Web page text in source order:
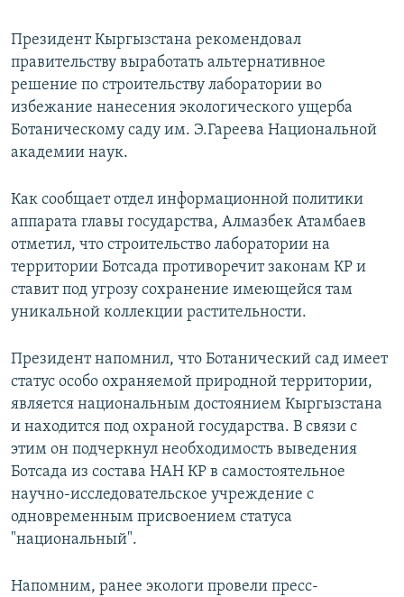
Президент Кыргызстана рекомендовал
правительству выработать альтернативное
решение по строительству лаборатории во
избежание нанесения экологического ущерба
Ботаническому саду им. Э.Гареева Национальной
академии наук.
Как сообщает отдел информационной политики
аппарата главы государства, Алмазбек Атамбаев
отметил, что строительство лаборатории на
территории Ботсада противоречит законам КР и
ставит под угрозу сохранение имеющейся там
уникальной коллекции растительности.
Президент напомнил, что Ботанический сад имеет
статус особо охраняемой природной территории,
является национальным достоянием Кыргызстана
и находится под охраной государства. В связи с
этим он подчеркнул необходимость выведения
Ботсада из состава НАН КР в самостоятельное
научно-исследовательское учреждение с
одновременным присвоением статуса
"национальный".
Напомним, ранее экологи провели пресс-